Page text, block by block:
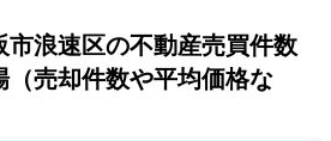
市浪速区の不動産売買件数
（売却件数や平均価格な